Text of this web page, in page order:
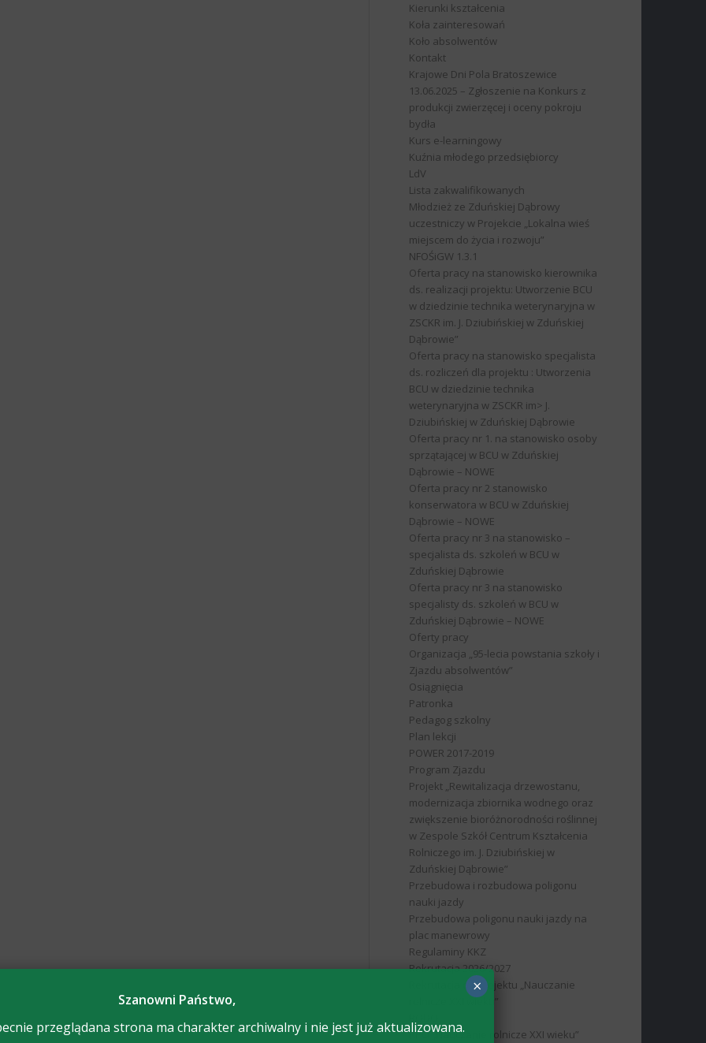
Kierunki kształcenia
Koła zainteresowań
Koło absolwentów
Kontakt
Krajowe Dni Pola Bratoszewice
13.06.2025 – Zgłoszenie na Konkurs z
produkcji zwierzęcej i oceny pokroju
bydła
Kurs e-learningowy
Kuźnia młodego przedsiębiorcy
LdV
Lista zakwalifikowanych
Młodzież ze Zduńskiej Dąbrowy
uczestniczy w Projekcie „Lokalna wieś
miejscem do życia i rozwoju”
NFOŚiGW 1.3.1
Oferta pracy na stanowisko kierownika
ds. realizacji projektu: Utworzenie BCU
w dziedzinie technika weterynaryjna w
ZSCKR im. J. Dziubińskiej w Zduńskiej
Dąbrowie”
Oferta pracy na stanowisko specjalista
ds. rozliczeń dla projektu : Utworzenia
BCU w dziedzinie technika
weterynaryjna w ZSCKR im> J.
Dziubińskiej w Zduńskiej Dąbrowie
Oferta pracy nr 1. na stanowisko osoby
sprzątającej w BCU w Zduńskiej
Dąbrowie – NOWE
Oferta pracy nr 2 stanowisko
konserwatora w BCU w Zduńskiej
Dąbrowie – NOWE
Oferta pracy nr 3 na stanowisko –
specjalista ds. szkoleń w BCU w
Zduńskiej Dąbrowie
Oferta pracy nr 3 na stanowisko
specjalisty ds. szkoleń w BCU w
Zduńskiej Dąbrowie – NOWE
Oferty pracy
Organizacja „95-lecia powstania szkoły i
Zjazdu absolwentów”
Osiągnięcia
Patronka
Pedagog szkolny
Plan lekcji
POWER 2017-2019
Program Zjazdu
Projekt „Rewitalizacja drzewostanu,
modernizacja zbiornika wodnego oraz
zwiększenie bioróżnorodności roślinnej
w Zespole Szkół Centrum Kształcenia
Rolniczego im. J. Dziubińskiej w
Zduńskiej Dąbrowie”
Przebudowa i rozbudowa poligonu
nauki jazdy
Przebudowa poligonu nauki jazdy na
plac manewrowy
Regulaminy KKZ
Rekrutacja 2026/2027
Rekrutacja do projektu „Nauczanie
rolnicze XXI wieku”
RPO „Nauczanie rolnicze XXI wieku”
Szanowni Państwo,
przeglądana strona ma charakter archiwalny i nie jest już aktualizowana.
×